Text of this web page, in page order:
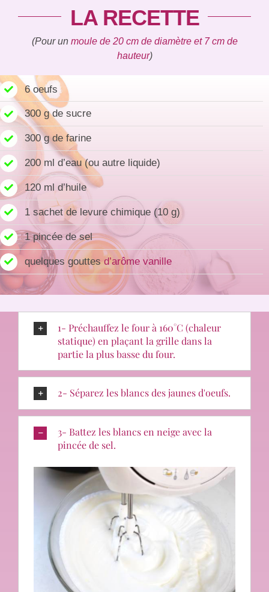
LA RECETTE
(Pour un moule de 20 cm de diamètre et 7 cm de
hauteur)
6 oeufs
300 g de sucre
300 g de farine
200 ml d’eau (ou autre liquide)
120 ml d’huile
1 sachet de levure chimique (10 g)
1 pincée de sel
quelques gouttesd’arôme vanille
1- Préchauffez le four à 160°C (chaleur
statique) en plaçant la grille dans la
partie la plus basse du four.
2- Séparez les blancs des jaunes d'oeufs.
3- Battez les blancs en neige avec la
pincée de sel.